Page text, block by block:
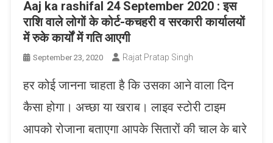
Aaj ka rashifal 24 September 2020 : इस
राशि वाले लोगों के कोर्ट-कचहरी व सरकारी कार्यालयों
में रुके कार्यों में गति आएगी
September 23, 2020 Rajat Pratap Singh
हर कोई जानना चाहता है कि उसका आने वाला दिन
कैसा होगा। अच्छा या खराब। लाइव स्टोरी टाइम
आपको रोजाना बताएगा आपके सितारों की चाल के बारे